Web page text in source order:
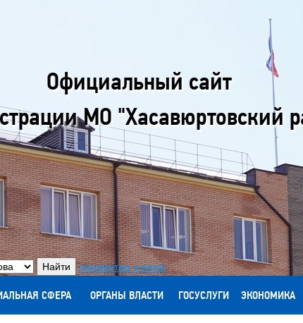
Официальный сайт
МО "Хасавюртовский
параметры поиска
СФЕРА ОРГАНЫ ВЛАСТИ ГОСУСЛУГИ ЭКОНОМИКА